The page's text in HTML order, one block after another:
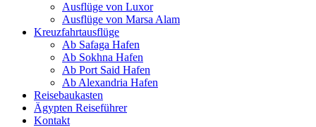
Ausflüge von Luxor
Ausflüge von Marsa Alam
Kreuzfahrtausflüge
Ab Safaga Hafen
Ab Sokhna Hafen
Ab Port Said Hafen
Ab Alexandria Hafen
Reisebaukasten
Ägypten Reiseführer
Kontakt